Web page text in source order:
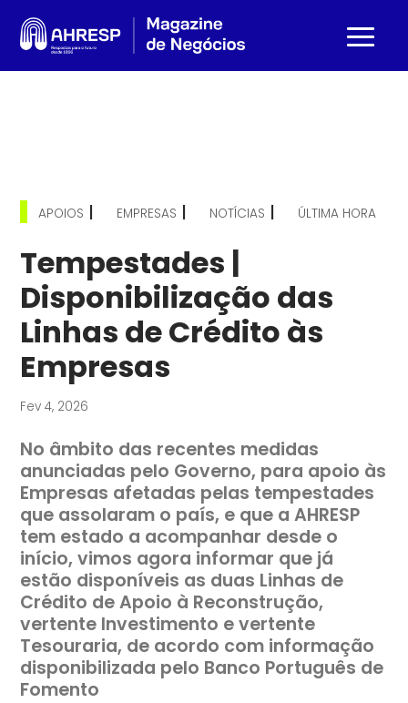
APOIOS | EMPRESAS | NOTÍCIAS | ÚLTIMA HORA
Tempestades |
Disponibilização das
Linhas de Crédito às
Empresas
Fev 4, 2026
No âmbito das recentes medidas
anunciadas pelo Governo, para apoio às
Empresas afetadas pelas tempestades
que assolaram o país, e que a AHRESP
tem estado a acompanhar desde o
início, vimos agora informar que já
estão disponíveis as duas Linhas de
Crédito de Apoio à Reconstrução,
vertente Investimento e vertente
Tesouraria, de acordo com informação
disponibilizada pelo Banco Português de
Fomento